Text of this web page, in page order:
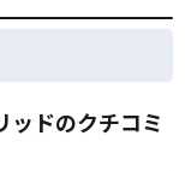
ッドのクチコミ